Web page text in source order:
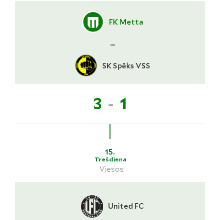
FK Metta
-
SK Spēks VSS
3 - 1
15.
Trešdiena
Viesos
United FC